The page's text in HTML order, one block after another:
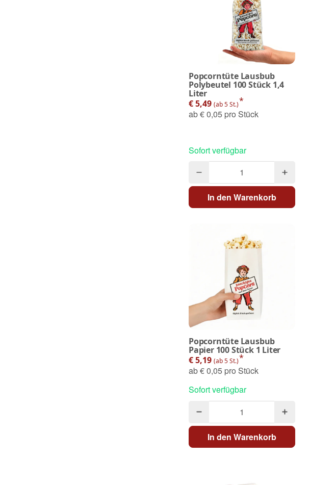
Popcorntüte Lausbub
Polybeutel 100 Stück 1,4
Liter
€ 5,49 (ab 5 St.)*
ab€ 0,05 pro Stück
Sofort verfügbar
In den Warenkorb
Popcorntüte Lausbub
Papier 100 Stück 1 Liter
€ 5,19 (ab 5 St.)*
ab€ 0,05 pro Stück
Sofort verfügbar
In den Warenkorb